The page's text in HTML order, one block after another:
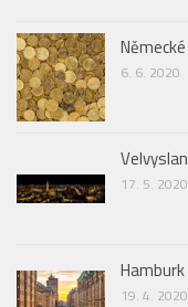
6. 6. 2020
17. 5. 2020
19. 4. 2020